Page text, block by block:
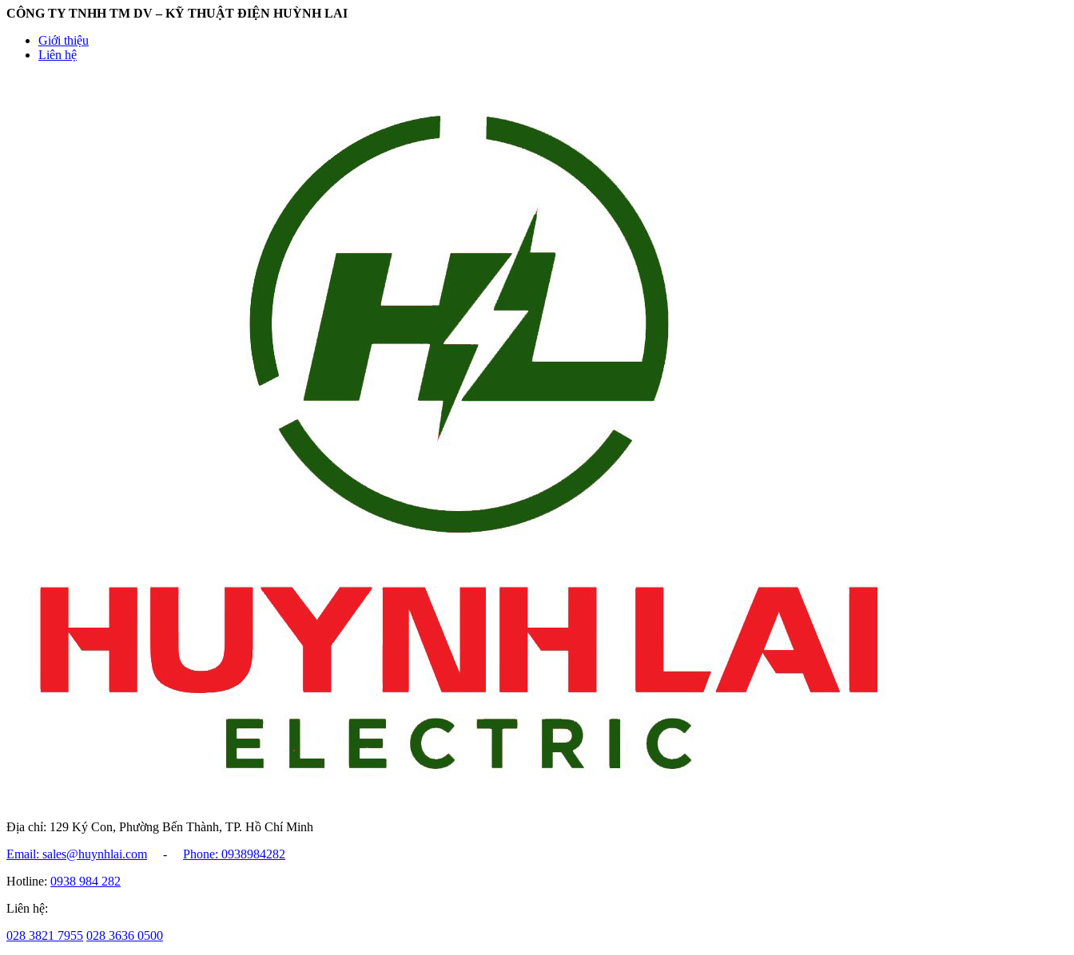
CÔNG TY TNHH TM DV – KỸ THUẬT ĐIỆN HUỲNH LAI
Giới thiệu
Liên hệ
Địa chỉ: 129 Ký Con, Phường Bến Thành, TP. Hồ Chí Minh
Email: sales@huynhlai.com
-
Phone: 0938984282
Hotline: 0938 984 282
Liên hệ:
028 3821 7955 028 3636 0500